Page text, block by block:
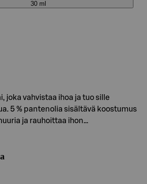
30 ml
joka vahvistaa ihoa ja tuo sille
5 % pantenolia sisältävä koostumus
ja rauhoittaa ihon…